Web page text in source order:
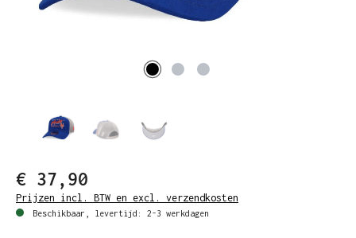
€ 37,90
Prijzen incl. BTW en excl. verzendkosten
Beschikbaar, levertijd: 2-3 werkdagen